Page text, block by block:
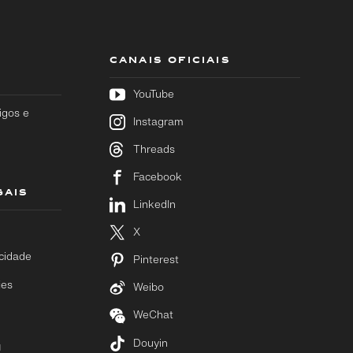
e
CANAIS OFICIAIS
YouTube
Instagram
Threads
Facebook
LinkedIn
X
Pinterest
Weibo
WeChat
Douyin